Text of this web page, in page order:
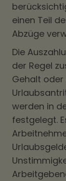
einen Teil
Abzüge
Die
der Regel
Gehalt
werden in
festgelegt.